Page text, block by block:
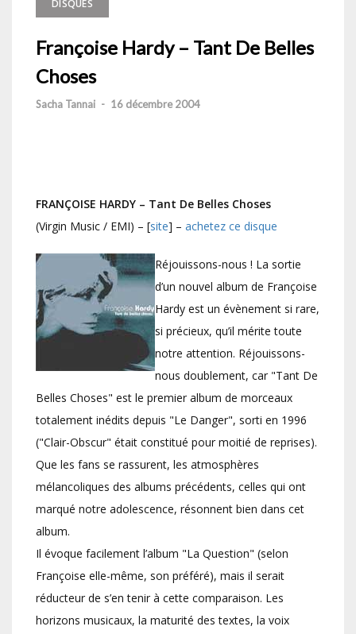
DISQUES
Françoise Hardy – Tant De Belles
Choses
Sacha Tannai - 16 décembre 2004
FRANÇOISE HARDY – Tant De Belles Choses
(Virgin Music / EMI) – [site] – achetez ce disque
Réjouissons-nous ! La sortie
d’un nouvel album de Françoise
Hardy est un évènement si rare,
si précieux, qu’il mérite toute
notre attention. Réjouissons-
nous doublement, car "Tant De
Belles Choses" est le premier album de morceaux
totalement inédits depuis "Le Danger", sorti en 1996
("Clair-Obscur" était constitué pour moitié de reprises).
Que les fans se rassurent, les atmosphères
mélancoliques des albums précédents, celles qui ont
marqué notre adolescence, résonnent bien dans cet
album.
Il évoque facilement l’album "La Question" (selon
Françoise elle-même, son préféré), mais il serait
réducteur de s’en tenir à cette comparaison. Les
horizons musicaux, la maturité des textes, la voix